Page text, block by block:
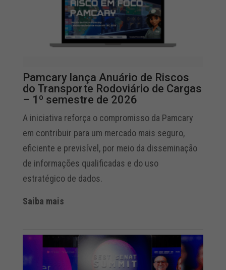
Pamcary lança Anuário de Riscos
do Transporte Rodoviário de Cargas
– 1º semestre de 2026
A iniciativa reforça o compromisso da Pamcary
em contribuir para um mercado mais seguro,
eficiente e previsível, por meio da disseminação
de informações qualificadas e do uso
estratégico de dados.
Saiba mais